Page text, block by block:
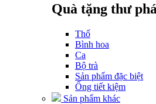
Quà tặng thư
Thố
Bình hoa
Ca
Bộ trà
Sản phẩm đặc biệt
Ống tiết kiệm
Sản phẩm khác